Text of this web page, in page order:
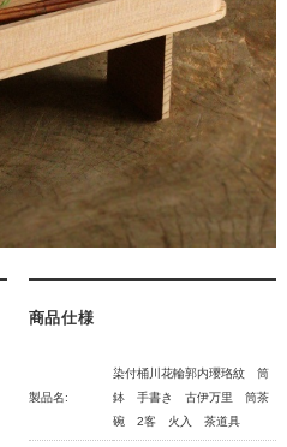
商品仕様
製品名:
染付桶川花輪郭内瓔珞紋 筒
鉢 手書き 古伊万里 筒茶
碗 2客 火入 茶道具